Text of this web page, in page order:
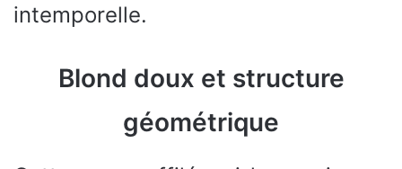
intemporelle.
Blond doux et structure
géométrique